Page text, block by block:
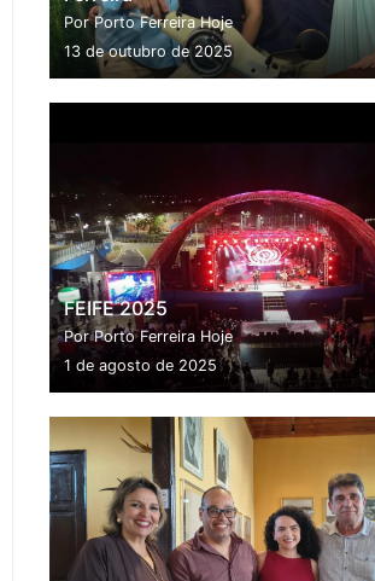
Por Porto Ferreira Hoje
13 de outubro de 2025
FEIFE 2025
Por Porto Ferreira Hoje
1 de agosto de 2025